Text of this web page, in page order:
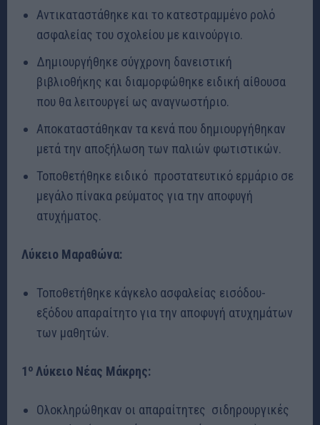
Αντικαταστάθηκε και το κατεστραμμένο ρολό
ασφαλείας του σχολείου με καινούργιο.
Δημιουργήθηκε σύγχρονη δανειστική
βιβλιοθήκης και διαμορφώθηκε ειδική αίθουσα
που θα λειτουργεί ως αναγνωστήριο.
Αποκαταστάθηκαν τα κενά που δημιουργήθηκαν
μετά την αποξήλωση των παλιών φωτιστικών.
Τοποθετήθηκε ειδικό προστατευτικό ερμάριο σε
μεγάλο πίνακα ρεύματος για την αποφυγή
ατυχήματος.
Λύκειο Μαραθώνα:
Τοποθετήθηκε κάγκελο ασφαλείας εισόδου-
εξόδου απαραίτητο για την αποφυγή ατυχημάτων
των μαθητών.
1ο Λύκειο Νέας Μάκρης:
Ολοκληρώθηκαν οι απαραίτητες σιδηρουργικές